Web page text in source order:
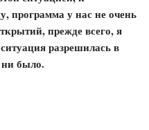
программа у нас не очень
прежде всего, я
разрешилась в
ни было.